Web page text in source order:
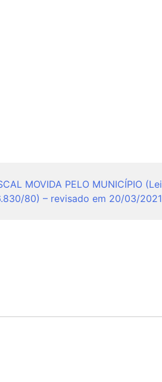
MOVIDA PELO MUNICÍPIO (Lei
80) – revisado em 20/03/2021